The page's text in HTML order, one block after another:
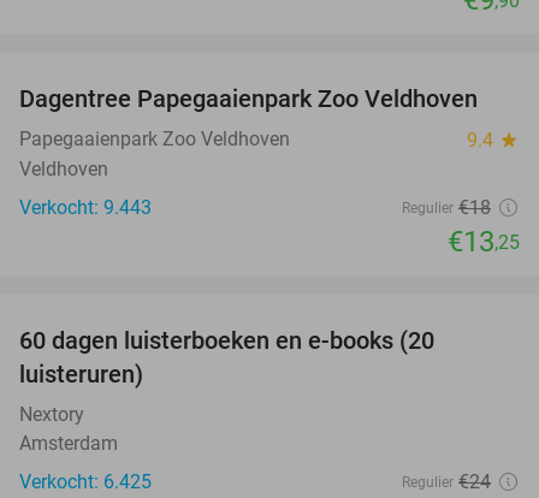
26%
Dagentree Papegaaienpark Zoo Veldhoven
Papegaaienpark Zoo Veldhoven 9.4 star
Veldhoven
Verkocht: 9.443
Regulier €18
€13,25
60 dagen luisterboeken en e-books (20
luisteruren)
Nextory
Amsterdam
Verkocht: 6.425
Regulier €24